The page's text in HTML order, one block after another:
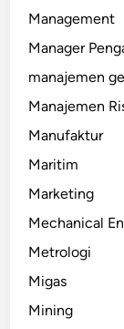
Management
Manager
manajemen
Manajemen
Manufaktur
Maritim
Marketing
Mechanical
Metrologi
Migas
Mining